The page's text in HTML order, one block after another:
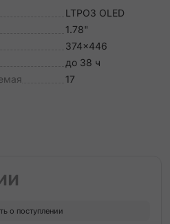
Buckle Kilim Strap
"Animaux Bandana"
Buckle Kilim Strap
Strap
LTPO3 OLED
1.78"
374x446
до 38 ч
17
о поступлении